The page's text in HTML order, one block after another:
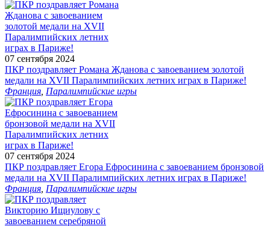
07 сентября 2024
ПКР поздравляет Романа Жданова с завоеванием золотой
медали на XVII Паралимпийских летних играх в Париже!
Франция Паралимпийские игры
07 сентября 2024
ПКР поздравляет Егора Ефросинина с завоеванием бронзовой
медали на XVII Паралимпийских летних играх в Париже!
Франция Паралимпийские игры